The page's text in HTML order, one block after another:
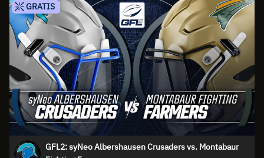
GRATIS
GFL2: syNeo Albershausen Crusaders vs. Montabaur